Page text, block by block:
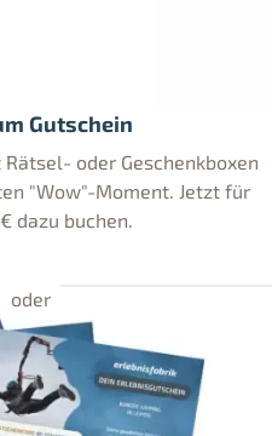
Gutschein
oder Geschenkboxen
"Wow"-Moment. Jetzt für
dazu buchen.